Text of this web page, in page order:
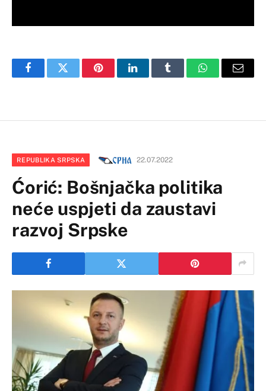
FacebookTwitter PinterestLinkedInTumblr WhatsAppEmail
REPUBLIKA SRPSKA 22.07.2022
Ćorić: Bošnjačka politika
neće uspjeti da zaustavi
razvoj Srpske